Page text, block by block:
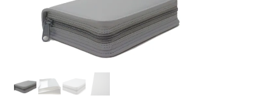
アウトレット